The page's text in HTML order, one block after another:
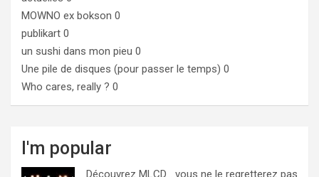
MOWNO ex bokson 0
publikart 0
un sushi dans mon pieu 0
Une pile de disques (pour passer le temps) 0
Who cares, really ? 0
I'm popular
Découvrez MLCD… vous ne le regretterez pas